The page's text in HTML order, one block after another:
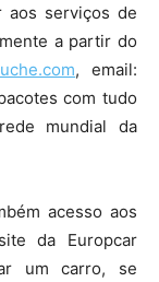
aos serviços de
a partir do
, email:
com tudo
mundial da
acesso aos
da Europcar
um carro, se